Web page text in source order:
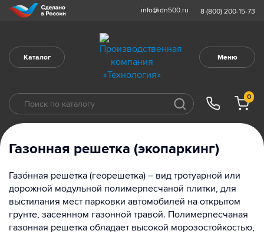
info@idn500.ru 8 (800) 200-15-73
Каталог Меню
0
Газонная решетка (экопаркинг)
Газо́нная решётка (георешетка) – вид тротуарной или
дорожной модульной полимерпесчаной плитки, для
выстилания мест парковки автомобилей на открытом
грунте, засеянном газонной травой. Полимерпесчаная
газонная решетка обладает высокой морозостойкостью,